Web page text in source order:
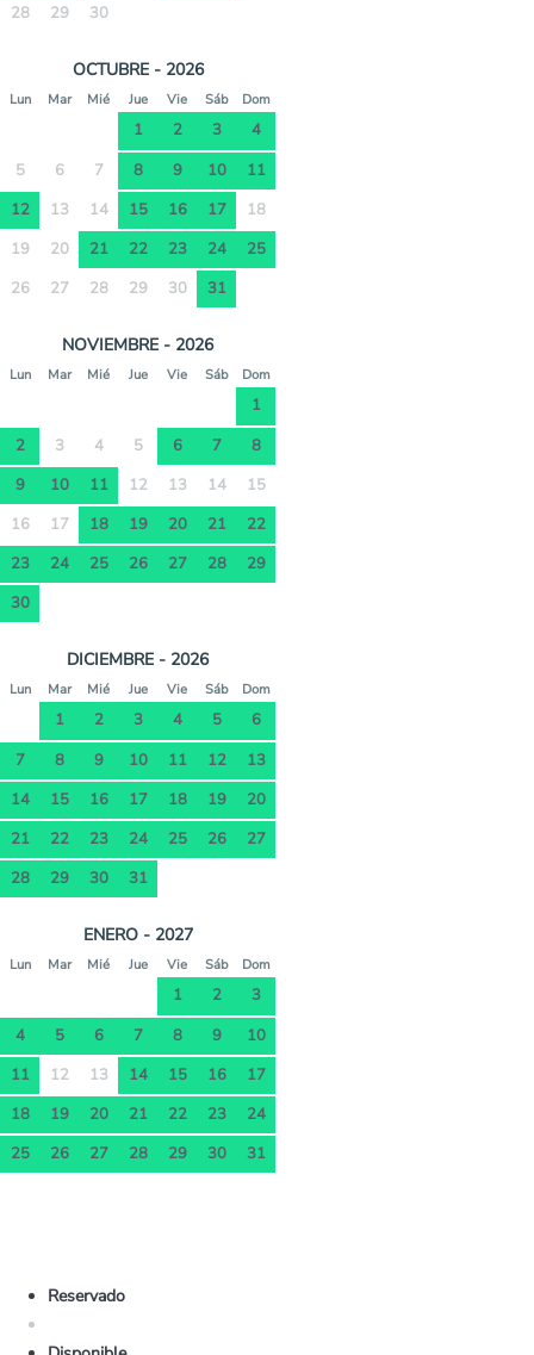
28
29 30
OCTUBRE - 2026
Lun Mar Mié Jue Vie Sáb Dom
1 2 3
4
5
6 7 8 9 10
11
12
13 14 15 16 17
18
19
20 21 22 23 24
25
26
27 28 29 30 31
NOVIEMBRE - 2026
Lun Mar Mié Jue Vie Sáb Dom
1
2
3 4 5 6 7
8
9
10 11 12 13 14
15
16
17 18 19 20 21
22
23
24 25 26 27 28
29
30
DICIEMBRE - 2026
Lun Mar Mié Jue Vie Sáb Dom
1 2 3 4 5
6
7
8 9 10 11 12
13
14
15 16 17 18 19
20
21
22 23 24 25 26
27
28
29 30 31
ENERO - 2027
Lun Mar Mié Jue Vie Sáb Dom
1 2
3
4
5 6 7 8 9
10
11
12 13 14 15 16
17
18
19 20 21 22 23
24
25
26 27 28 29 30 31
Reservado